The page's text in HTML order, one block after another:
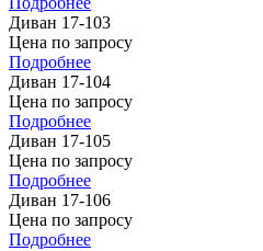
Диван 17-103
Цена по запросу
Подробнее
Диван 17-104
Цена по запросу
Подробнее
Диван 17-105
Цена по запросу
Подробнее
Диван 17-106
Цена по запросу
Подробнее